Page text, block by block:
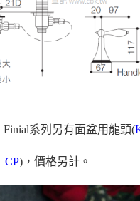
系列另有面盆用龍頭(
CP)，價格另計。